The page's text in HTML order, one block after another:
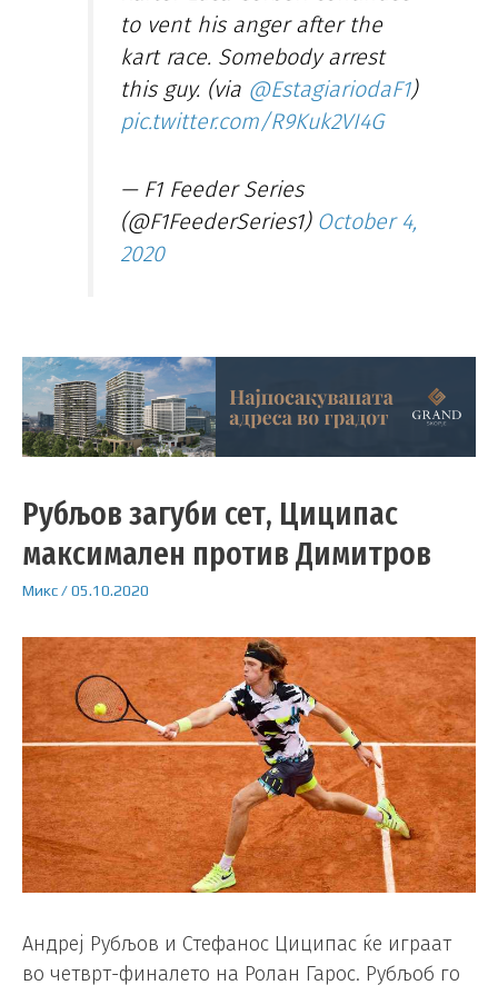
to vent his anger after the
kart race. Somebody arrest
this guy. (via @EstagiariodaF1)
pic.twitter.com/R9Kuk2VI4G
— F1 Feeder Series
(@F1FeederSeries1) October 4,
2020
Рубљов загуби сет, Циципас
максимален против Димитров
Микс/05.10.2020
Андреј Рубљов и Стефанос Циципас ќе играат
во четврт-финалето на Ролан Гарос. Рубљоб го